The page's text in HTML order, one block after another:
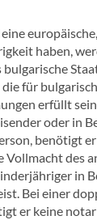
haben,
die für
erfüllt
oder in
benötigt
Vollmacht des
in
Bei einer
er keine